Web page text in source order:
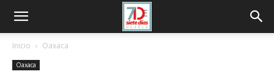
Inicio Oaxaca
Oaxaca